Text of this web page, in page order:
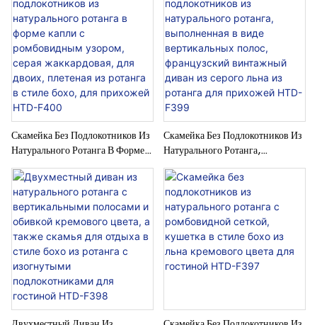
Стиле Середины Века С
Абстрактным Принтом HTD-
F403.
Сетчатой ​​обивкой, А Также
Мягкая Скамья Из Полого
Плетеного Ротанга Для Гостиной
HTD-F401
Скамейка Без Подлокотников Из
Натурального Ротанга В Форме
Капли С Ромбовидным Узором,
Серая Жаккардовая, Для Двоих,
Плетеная Из Ротанга В Стиле
Бохо, Для Прихожей HTD-F400
Скамейка Без Подлокотников Из
Натурального Ротанга,
Выполненная В Виде
Вертикальных Полос,
Французский Винтажный Диван
Из Серого Льна Из Ротанга Для
Прихожей HTD-F399